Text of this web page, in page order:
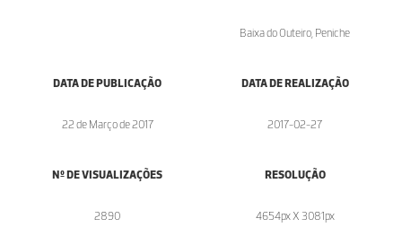
Baixa do Outeiro, Peniche
DATA DE PUBLICAÇÃO
22 de Março de 2017
DATA DE REALIZAÇÃO
2017-02-27
Nº DE VISUALIZAÇÕES
2890
RESOLUÇÃO
4654px X 3081px